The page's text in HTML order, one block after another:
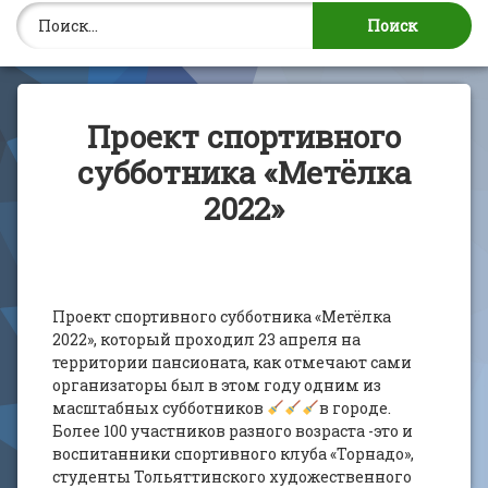
Найти:
Проект спортивного
субботника «Метёлка
2022»
Проект спортивного субботника «Метёлка
2022», который проходил 23 апреля на
территории пансионата, как отмечают сами
организаторы был в этом году одним из
масштабных субботников
в городе.
Более 100 участников разного возраста -это и
воспитанники спортивного клуба «Торнадо»,
студенты Тольяттинского художественного